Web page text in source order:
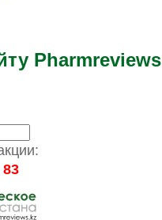
Pharmreviews
83